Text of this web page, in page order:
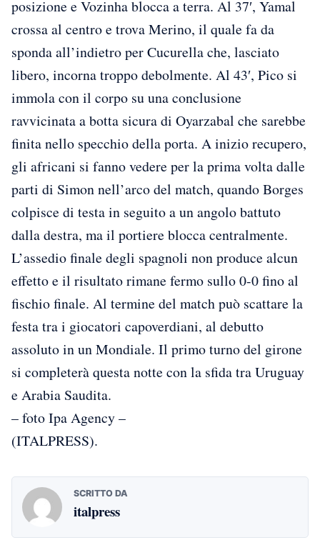
posizione e Vozinha blocca a terra. Al 37′, Yamal
crossa al centro e trova Merino, il quale fa da
sponda all’indietro per Cucurella che, lasciato
libero, incorna troppo debolmente. Al 43′, Pico si
immola con il corpo su una conclusione
ravvicinata a botta sicura di Oyarzabal che sarebbe
finita nello specchio della porta. A inizio recupero,
gli africani si fanno vedere per la prima volta dalle
parti di Simon nell’arco del match, quando Borges
colpisce di testa in seguito a un angolo battuto
dalla destra, ma il portiere blocca centralmente.
L’assedio finale degli spagnoli non produce alcun
effetto e il risultato rimane fermo sullo 0-0 fino al
fischio finale. Al termine del match può scattare la
festa tra i giocatori capoverdiani, al debutto
assoluto in un Mondiale. Il primo turno del girone
si completerà questa notte con la sfida tra Uruguay
e Arabia Saudita.
– foto Ipa Agency –
(ITALPRESS).
SCRITTO DA
italpress